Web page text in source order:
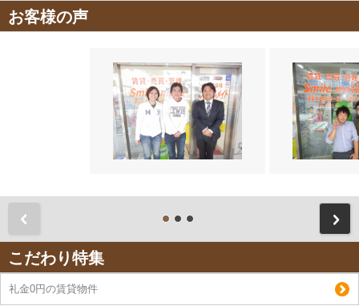
お客様の声
こだわり特集
礼金0円の賃貸物件